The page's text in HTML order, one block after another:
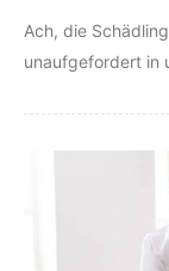
Ach, die
unaufgefordert in